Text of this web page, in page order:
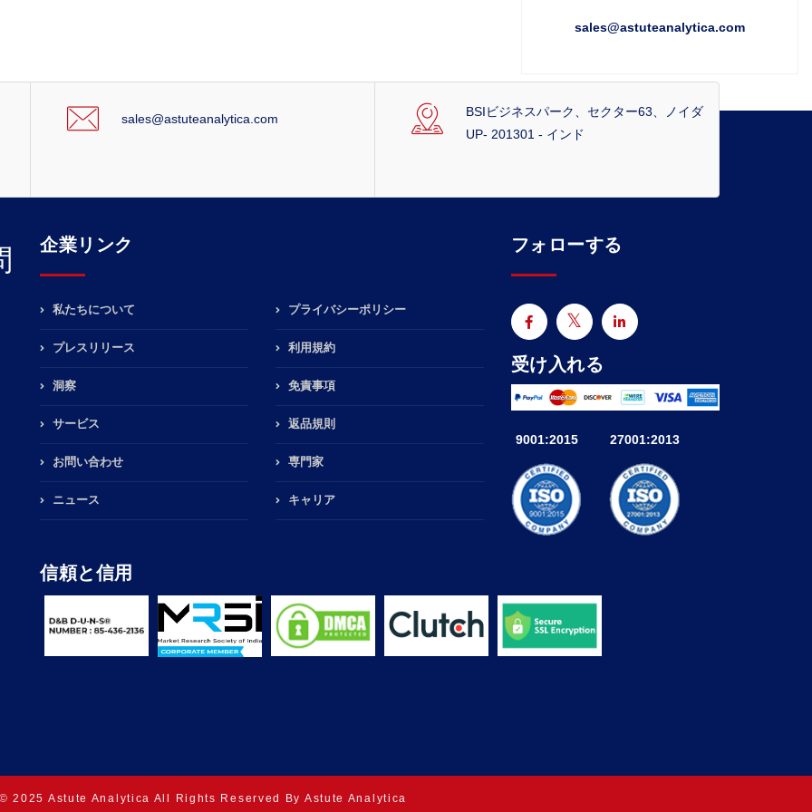
sales@astuteanalytica.com
sales@astuteanalytica.com
BSIビジネスパーク、セクター63、ノイダ
UP- 201301 - インド
企業リンク
私たちについて
プレスリリース
洞察
サービス
お問い合わせ
ニュース
プライバシーポリシー
利用規約
免責事項
返品規則
専門家
キャリア
フォローする
受け入れる
9001:2015 27001:2013
信頼と信用
2025 Astute Analytica All Rights Reserved By Astute Analytica